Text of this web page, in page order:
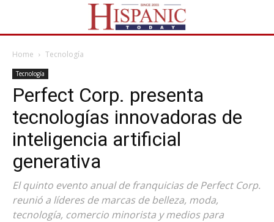
Home Tecnología
Tecnología
Perfect Corp. presenta
tecnologías innovadoras de
inteligencia artificial
generativa
El quinto evento anual de franquicias de Perfect Corp.
reunió a líderes de marcas de belleza, moda,
tecnología, comercio minorista y medios para